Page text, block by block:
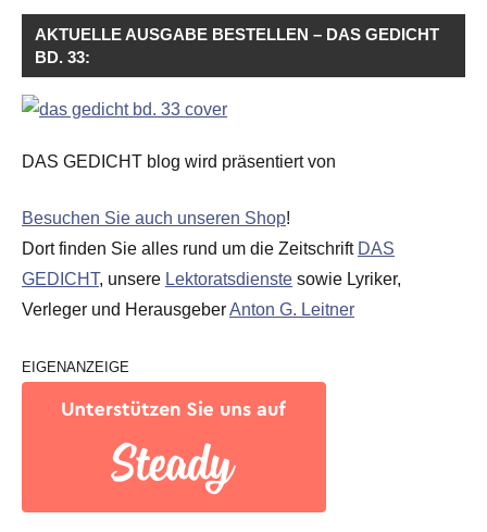
AKTUELLE AUSGABE BESTELLEN – DAS GEDICHT
BD. 33:
DAS GEDICHT blog wird präsentiert von
Besuchen Sie auch unseren Shop!
Dort finden Sie alles rund um die Zeitschrift DAS
GEDICHT, unsere Lektoratsdienste sowie Lyriker,
Verleger und HerausgeberAnton G. Leitner
EIGENANZEIGE